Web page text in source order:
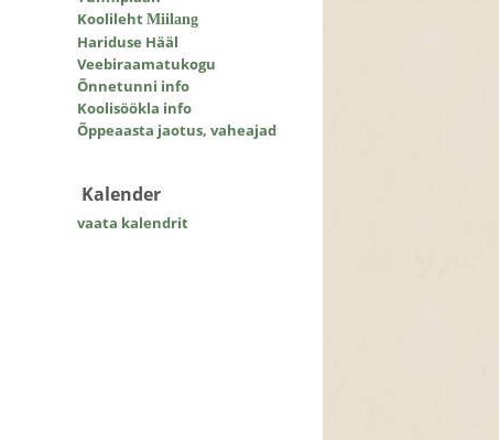
KoolilehtMiilang
Hariduse Hääl
Veebiraamatukogu
Õnnetunni info
Koolisöökla info
Õppeaasta jaotus, vaheajad
Kalender
vaata kalendrit